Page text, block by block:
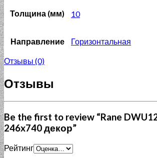
Толщина (мм) 10
Направление Горизонтальная
Отзывы (0)
Отзывы
Be the first to review “Rane
246x740 декор”
Рейтинг